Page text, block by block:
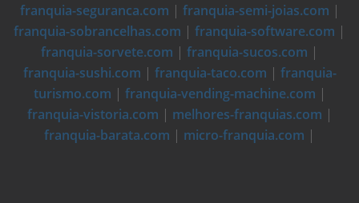
franquia-seguranca.com | franquia-semi-joias.com |
franquia-sobrancelhas.com | franquia-software.com |
franquia-sorvete.com | franquia-sucos.com |
franquia-sushi.com | franquia-taco.com | franquia-
turismo.com | franquia-vending-machine.com |
franquia-vistoria.com | melhores-franquias.com |
franquia-barata.com | micro-franquia.com |